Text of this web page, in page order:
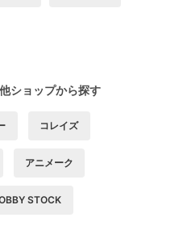
ショップから探す
コレイズ
アニメーク
STOCK